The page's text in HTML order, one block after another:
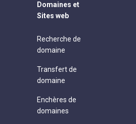
Domaines et
Sites web
Recherche de
domaine
Transfert de
domaine
Enchères de
domaines